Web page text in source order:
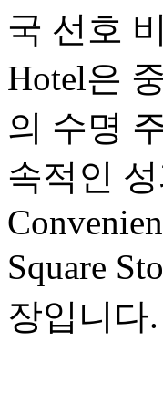
국 선호
Hotel은
의 수명
속적인
Square
장입니다.